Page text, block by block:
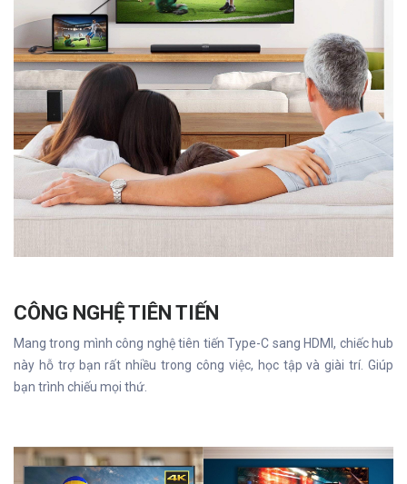
CÔNG NGHỆ TIÊN TIẾN
Mang trong mình công nghệ tiên tiến Type-C sang HDMI, chiếc hub
này hỗ trợ bạn rất nhiều trong công việc, học tập và giài trí. Giúp
bạn trình chiếu mọi thứ.